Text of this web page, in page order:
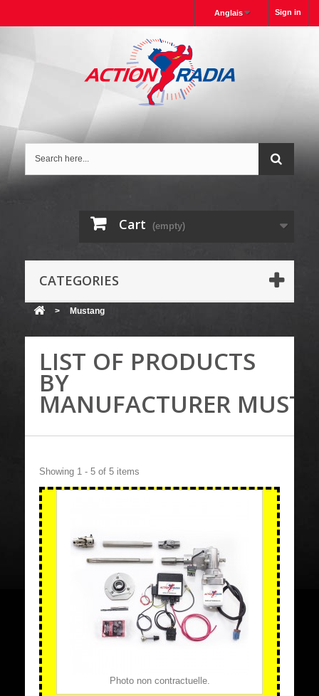
Sign in
Anglais
Cart (empty)
CATEGORIES
> Mustang
LIST OF PRODUCTS
BY
MANUFACTURER
Showing 1 - 5 of 5 items
Photo non contractuelle.